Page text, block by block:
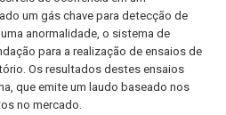
um gás chave para detecção de
anormalidade, o sistema de
para a realização de ensaios de
Os resultados destes ensaios
que emite um laudo baseado nos
no mercado.